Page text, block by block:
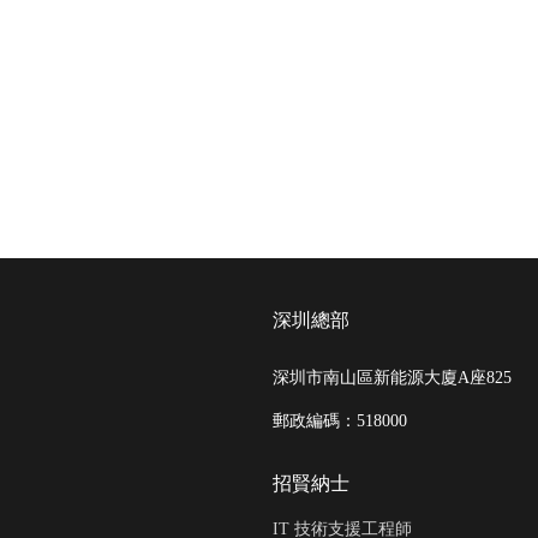
深圳總部
深圳市南山區新能源大廈A座825
郵政編碼 ：518000
招賢納士
IT 技術支援工程師